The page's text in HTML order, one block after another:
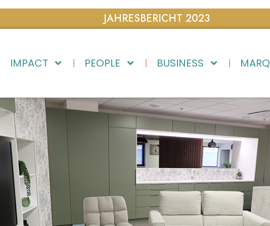
JAHRESBERICHT 2023
IMPACT PEOPLE BUSINESS